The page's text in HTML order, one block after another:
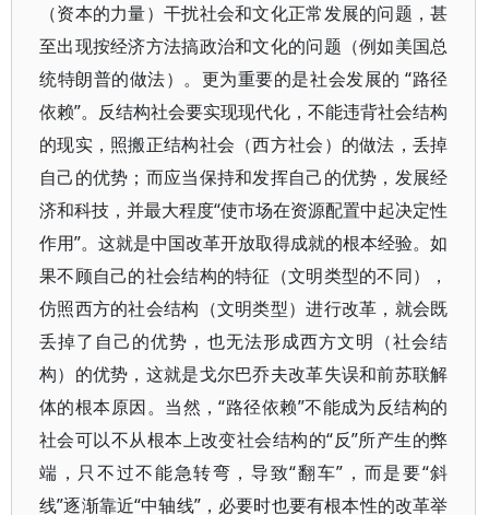
（资本的力量）干扰社会和文化正常发展的问题，甚
至出现按经济方法搞政治和文化的问题（例如美国总
统特朗普的做法）。更为重要的是社会发展的 “路径
依赖”。反结构社会要实现现代化，不能违背社会结构
的现实，照搬正结构社会（西方社会）的做法，丢掉
自己的优势；而应当保持和发挥自己的优势，发展经
济和科技，并最大程度“使市场在资源配置中起决定性
作用”。这就是中国改革开放取得成就的根本经验。如
果不顾自己的社会结构的特征（文明类型的不同），
仿照西方的社会结构（文明类型）进行改革，就会既
丢掉了自己的优势，也无法形成西方文明（社会结
构）的优势，这就是戈尔巴乔夫改革失误和前苏联解
体的根本原因。当然，“路径依赖”不能成为反结构的
社会可以不从根本上改变社会结构的“反”所产生的弊
端，只不过不能急转弯，导致“翻车”，而是要“斜
线”逐渐靠近“中轴线”，必要时也要有根本性的改革举